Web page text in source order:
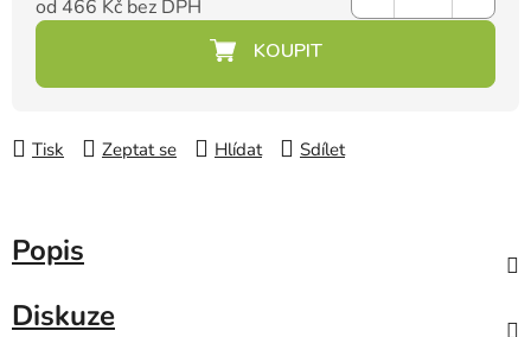
od 466 Kč bez DPH
Tisk Zeptat se Hlídat Sdílet
Popis
Diskuze